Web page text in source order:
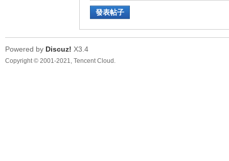
發表帖子
Powered by Discuz! X3.4
Copyright © 2001-2021, Tencent Cloud.